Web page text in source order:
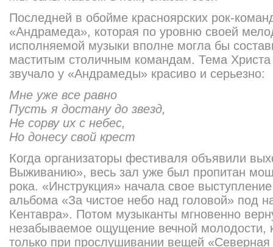
Последней в обойме красноярских рок-
«Андрамеда», которая по уровню своей
исполняемой музыки вполне могла бы
маститым столичным командам. Тема
звучало у «Андрамеды» красиво и серьезно:
Мне уже все равно
Пусть я достану до звезд,
Не сорву их с небес,
Но донесу свой крест
Когда организаторы фестиваля объявили
Выживанию», весь зал уже был пропитан
рока. «Инструкция» начала свое
альбома «За чистое небо над головой» под
Кентавра». Потом музыканты мгновенно
незабываемое ощущение вечной молодости,
только при прослушивании вещей